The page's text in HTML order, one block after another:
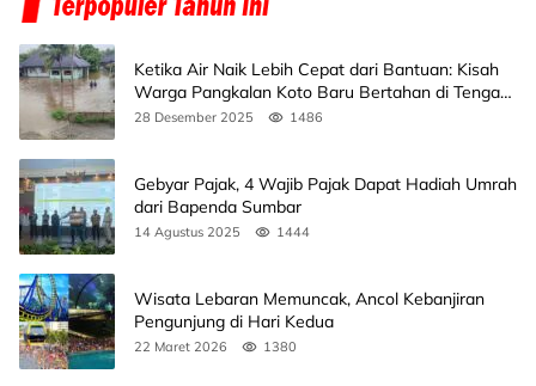
Ketika Air Naik Lebih Cepat dari Bantuan: Kisah
Warga Pangkalan Koto Baru Bertahan di Tengah
Banjir
28 Desember 2025 1486
Gebyar Pajak, 4 Wajib Pajak Dapat Hadiah Umrah
dari Bapenda Sumbar
14 Agustus 2025 1444
Wisata Lebaran Memuncak, Ancol Kebanjiran
Pengunjung di Hari Kedua
22 Maret 2026 1380